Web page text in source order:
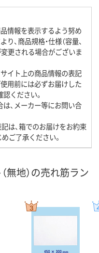
情報を表示するよう努め
、商品規格・仕様（容量、
変更される場合がございま
イト上の商品情報の表記
用前には必ずお届けした
ください。
、メーカー等にお問い合
記は、箱でのお届けをお約束
ご了承ください。
無地）の売れ筋ラン